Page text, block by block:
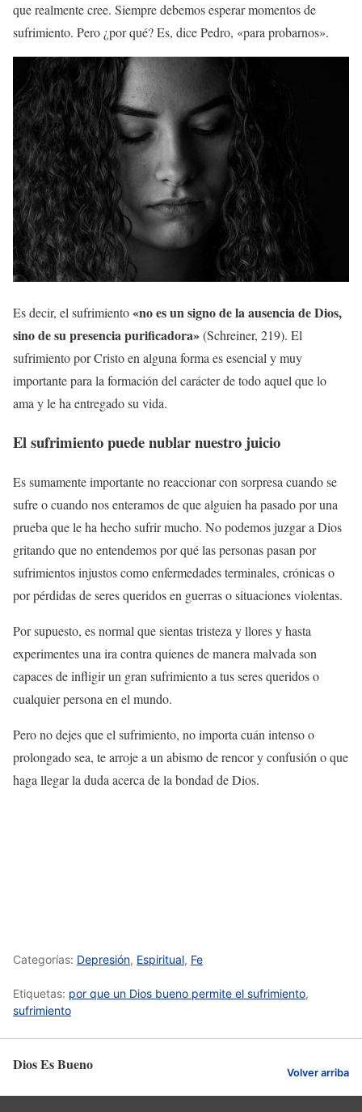
que realmente cree. Siempre debemos esperar momentos de
sufrimiento. Pero ¿por qué? Es, dice Pedro, «para probarnos».
Es decir, el sufrimiento«no es un signo de la ausencia de Dios,
sino de su presencia purificadora»(Schreiner, 219). El
sufrimiento por Cristo en alguna forma es esencial y muy
importante para la formación del carácter de todo aquel que lo
ama y le ha entregado su vida.
El sufrimiento puede nublar nuestro juicio
Es sumamente importante no reaccionar con sorpresa cuando se
sufre o cuando nos enteramos de que alguien ha pasado por una
prueba que le ha hecho sufrir mucho. No podemos juzgar a Dios
gritando que no entendemos por qué las personas pasan por
sufrimientos injustos como enfermedades terminales, crónicas o
por pérdidas de seres queridos en guerras o situaciones violentas.
Por supuesto, es normal que sientas tristeza y llores y hasta
experimentes una ira contra quienes de manera malvada son
capaces de infligir un gran sufrimiento a tus seres queridos o
cualquier persona en el mundo.
Pero no dejes que el sufrimiento, no importa cuán intenso o
prolongado sea, te arroje a un abismo de rencor y confusión o que
haga llegar la duda acerca de la bondad de Dios.
Categorías: Depresión, Espiritual, Fe
Etiquetas: por que un Dios bueno permite el sufrimiento,
sufrimiento
Dios Es Bueno Volver arriba